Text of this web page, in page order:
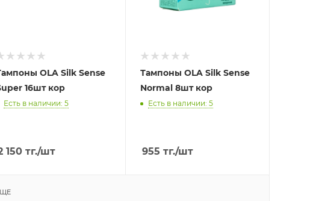
OLA Silk Sense
16шт кор
Есть в наличии: 5
150 тг./шт
Тампоны OLA Silk Sense
Normal 8шт кор
Есть в наличии: 5
955 тг./шт